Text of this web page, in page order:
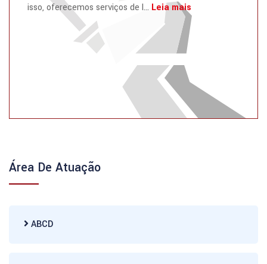
isso, oferecemos serviços de l... Leia mais
Área De Atuação
ABCD